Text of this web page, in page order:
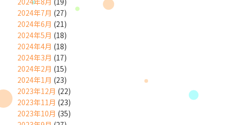
2024年7月 (27)
2024年6月 (21)
2024年5月 (18)
2024年4月 (18)
2024年3月 (17)
2024年2月 (15)
2024年1月 (23)
2023年12月 (22)
2023年11月 (23)
2023年10月 (35)